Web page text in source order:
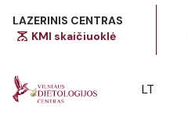
LAZERINIS CENTRAS
scale KMI skaičiuoklė
LT